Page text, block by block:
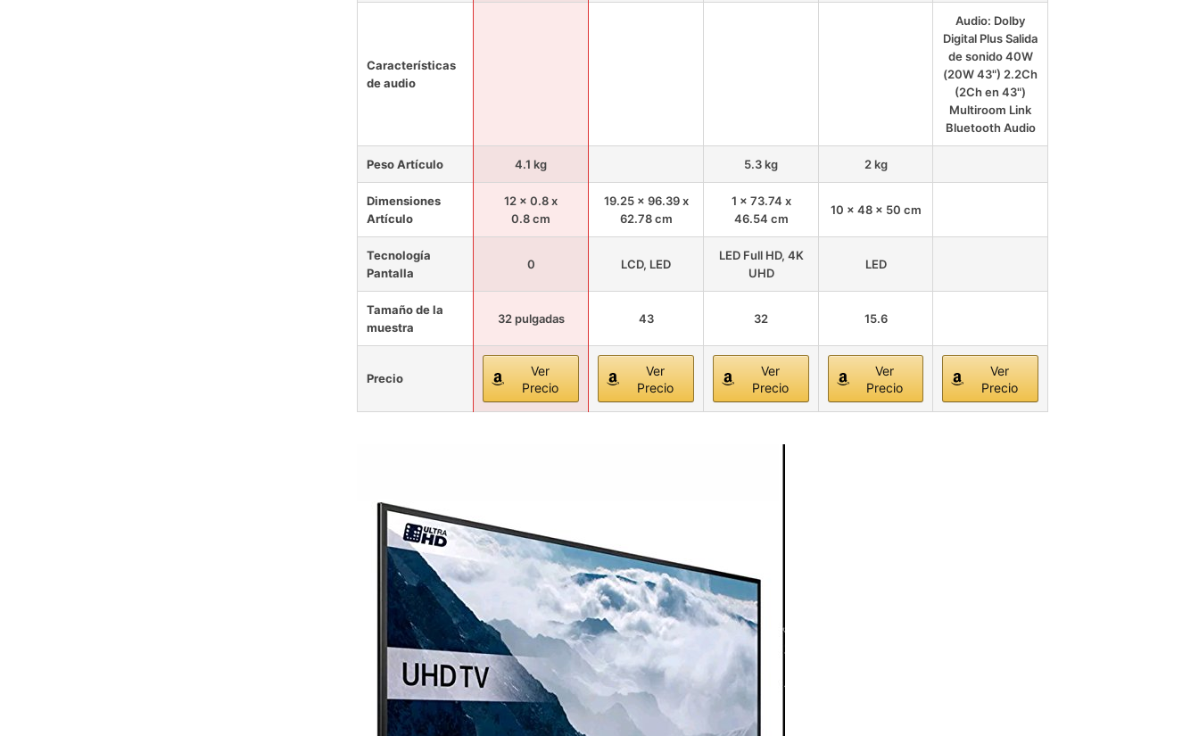
Características
de audio
Audio: Dolby
Digital Plus Salida
de sonido 40W
(20W 43") 2.2Ch
(2Ch en 43")
Multiroom Link
Bluetooth Audio
Peso Artículo 4.1 kg 5.3 kg 2 kg
Dimensiones
Artículo
12 x 0.8 x
0.8 cm
19.25 x 96.39 x
62.78 cm
1 x 73.74 x
46.54 cm
10 x 48 x 50 cm
Tecnología
Pantalla
0 LCD, LED
LED Full HD, 4K
UHD
LED
Tamaño de la
muestra
32 pulgadas 43 32 15.6
Precio
Ver
Precio
Ver
Precio
Ver
Precio
Ver
Precio
Ver
Precio